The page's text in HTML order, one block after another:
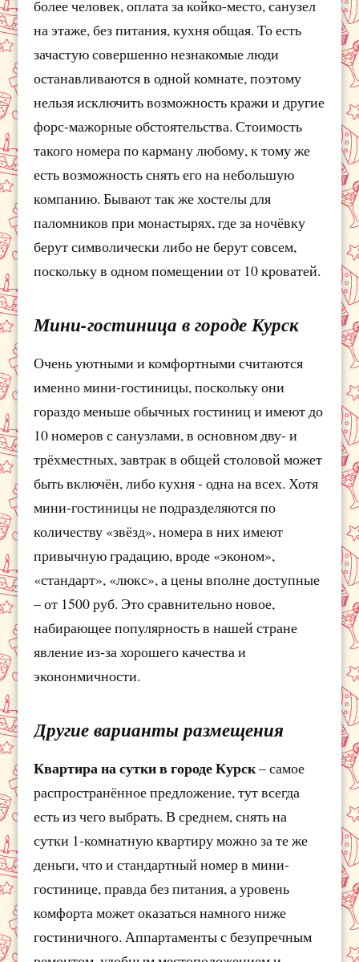
более человек, оплата за койко-место, санузел
на этаже, без питания, кухня общая. То есть
зачастую совершенно незнакомые люди
останавливаются в одной комнате, поэтому
нельзя исключить возможность кражи и другие
форс-мажорные обстоятельства. Стоимость
такого номера по карману любому, к тому же
есть возможность снять его на небольшую
компанию. Бывают так же хостелы для
паломников при монастырях, где за ночёвку
берут символически либо не берут совсем,
поскольку в одном помещении от 10 кроватей.
Мини-гостиница в городе Курск
Очень уютными и комфортными считаются
именно мини-гостиницы, поскольку они
гораздо меньше обычных гостиниц и имеют до
10 номеров с санузлами, в основном дву- и
трёхместных, завтрак в общей столовой может
быть включён, либо кухня - одна на всех. Хотя
мини-гостиницы не подразделяются по
количеству «звёзд», номера в них имеют
привычную градацию, вроде «эконом»,
«стандарт», «люкс», а цены вполне доступные
– от 1500 руб. Это сравнительно новое,
набирающее популярность в нашей стране
явление из-за хорошего качества и
экононмичности.
Другие варианты размещения
Квартира на сутки в городе Курск– самое
распространённое предложение, тут всегда
есть из чего выбрать. В среднем, снять на
сутки 1-комнатную квартиру можно за те же
деньги, что и стандартный номер в мини-
гостинице, правда без питания, а уровень
комфорта может оказаться намного ниже
гостиничного. Аппартаменты с безупречным